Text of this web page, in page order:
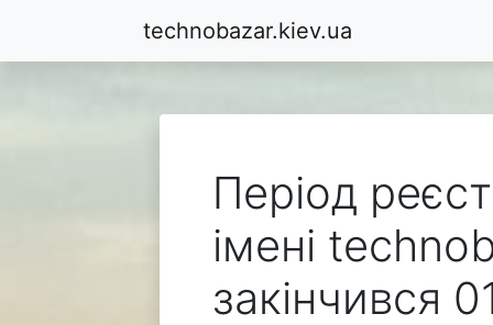
technobazar.kiev.ua
Період
імені
закінчився